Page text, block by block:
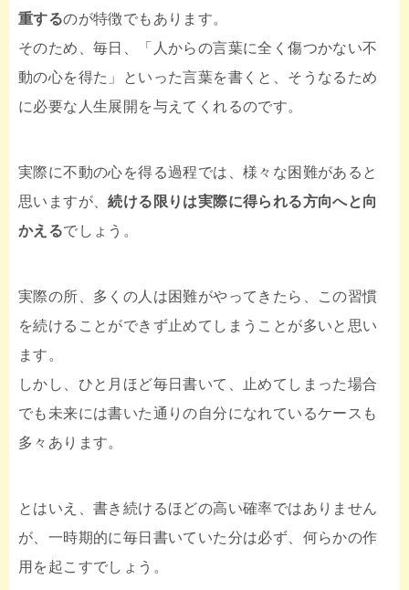
重するのが特徴でもあります。
そのため、毎日、「人からの言葉に全く傷つかない不
動の心を得た」といった言葉を書くと、そうなるため
に必要な人生展開を与えてくれるのです。
実際に不動の心を得る過程では、様々な困難があると
思いますが、続ける限りは実際に得られる方向へと向
かえるでしょう。
実際の所、多くの人は困難がやってきたら、この習慣
を続けることができず止めてしまうことが多いと思い
ます。
しかし、ひと月ほど毎日書いて、止めてしまった場合
でも未来には書いた通りの自分になれているケースも
多々あります。
とはいえ、書き続けるほどの高い確率ではありません
が、一時期的に毎日書いていた分は必ず、何らかの作
用を起こすでしょう。